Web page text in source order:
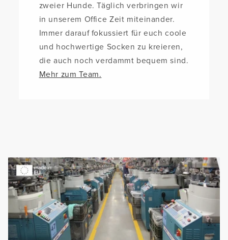
zweier Hunde. Täglich verbringen wir
in unserem Office Zeit miteinander.
Immer darauf fokussiert für euch coole
und hochwertige Socken zu kreieren,
die auch noch verdammt bequem sind.
Mehr zum Team.